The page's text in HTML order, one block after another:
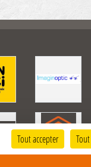
Tout accepter